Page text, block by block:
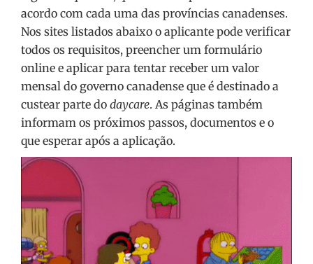
acordo com cada uma das províncias canadenses.
Nos sites listados abaixo o aplicante pode verificar
todos os requisitos, preencher um formulário
online e aplicar para tentar receber um valor
mensal do governo canadense que é destinado a
custear parte do daycare. As páginas também
informam os próximos passos, documentos e o
que esperar após a aplicação.